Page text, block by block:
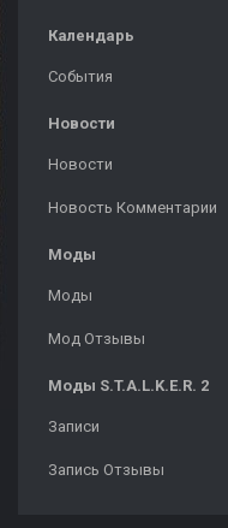
Календарь
События
Новости
Новости
Новость Комментарии
Моды
Моды
Мод Отзывы
Моды S.T.A.L.K.E.R. 2
Записи
Запись Отзывы